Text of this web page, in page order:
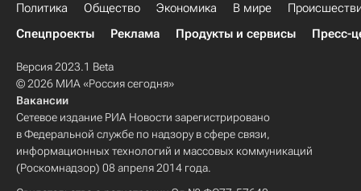
Политика Общество Экономика В мире
Спецпроекты
Реклама Продукты и сервисы Пресс-
Версия 2023.1 Beta
© 2026 МИА «Россия сегодня»
Вакансии
Сетевое издание РИА Новости зарегистрировано
в Федеральной службе по надзору в сфере связи,
информационных технологий и массовых коммуникаций
(Роскомнадзор) 08 апреля 2014 года.